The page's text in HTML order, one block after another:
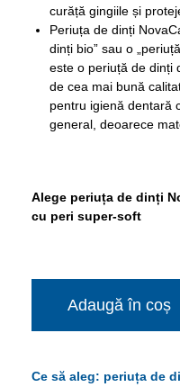
curăță gingiile și
Periuța de dinți
dinți bio” sau o
este o periuță de dinți
de cea mai bună
pentru igienă dentară
general, deoarece
Alege periuța de dinți
cu peri super-soft
Adaugă în coș
Ce să aleg: periuța de